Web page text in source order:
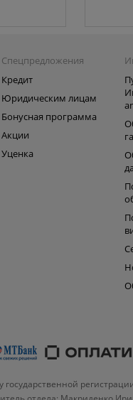
Спецпредложения
Кредит
Юридическим лицам
Бонусная программа
Акции
Уценка